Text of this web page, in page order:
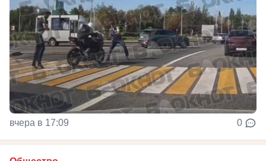
вчера в 17:09 0